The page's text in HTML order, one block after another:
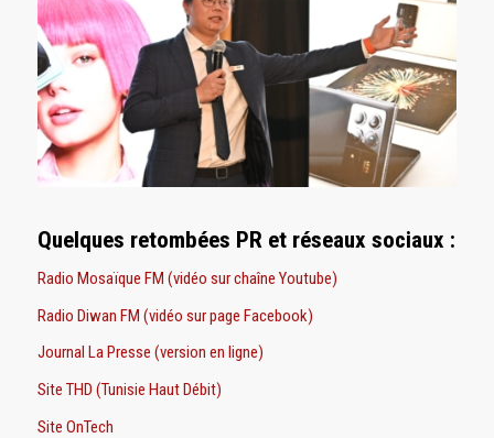
Quelques retombées PR et réseaux sociaux :
Radio Mosaïque FM (vidéo sur chaîne Youtube)
Radio Diwan FM (vidéo sur page Facebook)
Journal La Presse (version en ligne)
Site THD (Tunisie Haut Débit)
Site OnTech